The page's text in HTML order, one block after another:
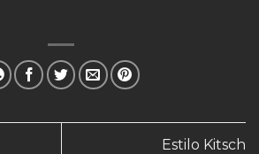
Estilo Kitsch